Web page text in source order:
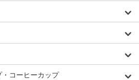
コーヒーカップ